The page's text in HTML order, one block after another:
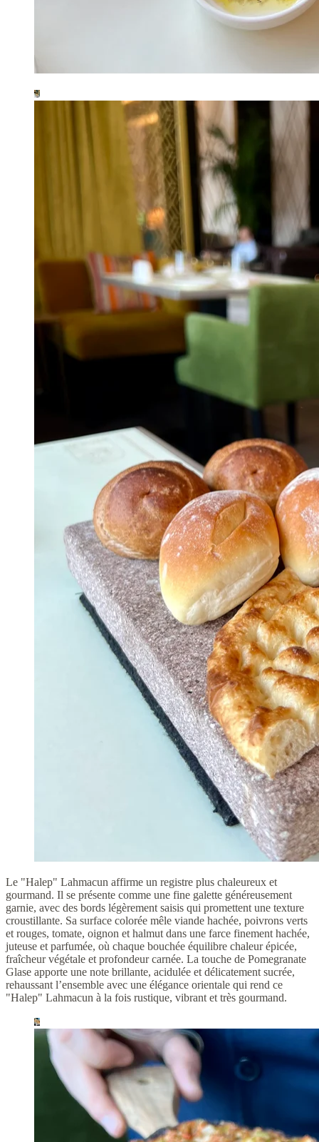
Le "Halep" Lahmacun affirme un registre plus chaleureux et
gourmand. Il se présente comme une fine galette généreusement
garnie, avec des bords légèrement saisis qui promettent une texture
croustillante. Sa surface colorée mêle viande hachée, poivrons verts
et rouges, tomate, oignon et halmut dans une farce finement hachée,
juteuse et parfumée, où chaque bouchée équilibre chaleur épicée,
fraîcheur végétale et profondeur carnée. La touche de Pomegranate
Glase apporte une note brillante, acidulée et délicatement sucrée,
rehaussant l’ensemble avec une élégance orientale qui rend ce
"Halep" Lahmacun à la fois rustique, vibrant et très gourmand.